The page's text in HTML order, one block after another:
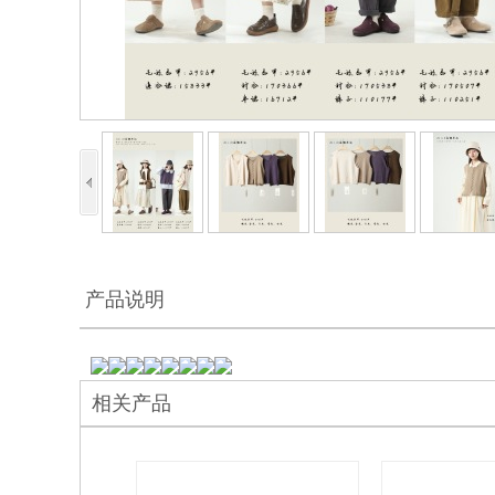
产品说明
相关产品